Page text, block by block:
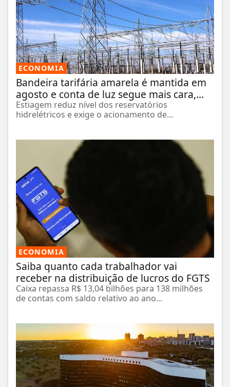
ECONOMIA
Bandeira tarifária amarela é mantida em
agosto e conta de luz segue mais cara,...
Estiagem reduz nível dos reservatórios
hidrelétricos e exige o acionamento de...
ECONOMIA
Saiba quanto cada trabalhador vai
receber na distribuição de lucros do FGTS
Caixa repassa R$ 13,04 bilhões para 138 milhões
de contas com saldo relativo ao ano...